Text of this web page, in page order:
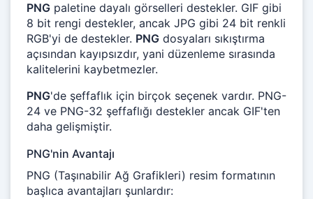
PNG paletine dayalı görselleri destekler. GIF gibi
8 bit rengi destekler, ancak JPG gibi 24 bit renkli
RGB'yi de destekler. PNG dosyaları sıkıştırma
açısından kayıpsızdır, yani düzenleme sırasında
kalitelerini kaybetmezler.
PNG'de şeffaflık için birçok seçenek vardır. PNG-
24 ve PNG-32 şeffaflığı destekler ancak GIF'ten
daha gelişmiştir.
PNG'nin Avantajı
PNG (Taşınabilir Ağ Grafikleri) resim formatının
başlıca avantajları şunlardır: